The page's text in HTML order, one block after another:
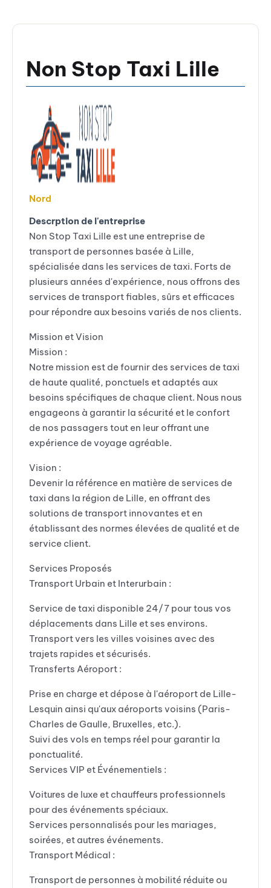
Non Stop Taxi Lille
Nord
Descrption de l'entreprise
Non Stop Taxi Lille est une entreprise de
transport de personnes basée à Lille,
spécialisée dans les services de taxi. Forts de
plusieurs années d'expérience, nous offrons des
services de transport fiables, sûrs et efficaces
pour répondre aux besoins variés de nos clients.
Mission et Vision
Mission :
Notre mission est de fournir des services de taxi
de haute qualité, ponctuels et adaptés aux
besoins spécifiques de chaque client. Nous nous
engageons à garantir la sécurité et le confort
de nos passagers tout en leur offrant une
expérience de voyage agréable.
Vision :
Devenir la référence en matière de services de
taxi dans la région de Lille, en offrant des
solutions de transport innovantes et en
établissant des normes élevées de qualité et de
service client.
Services Proposés
Transport Urbain et Interurbain :
Service de taxi disponible 24/7 pour tous vos
déplacements dans Lille et ses environs.
Transport vers les villes voisines avec des
trajets rapides et sécurisés.
Transferts Aéroport :
Prise en charge et dépose à l'aéroport de Lille-
Lesquin ainsi qu'aux aéroports voisins (Paris-
Charles de Gaulle, Bruxelles, etc.).
Suivi des vols en temps réel pour garantir la
ponctualité.
Services VIP et Événementiels :
Voitures de luxe et chauffeurs professionnels
pour des événements spéciaux.
Services personnalisés pour les mariages,
soirées, et autres événements.
Transport Médical :
Transport de personnes à mobilité réduite ou